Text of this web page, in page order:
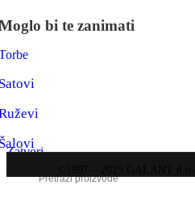
bi te zanimati
Zatvori